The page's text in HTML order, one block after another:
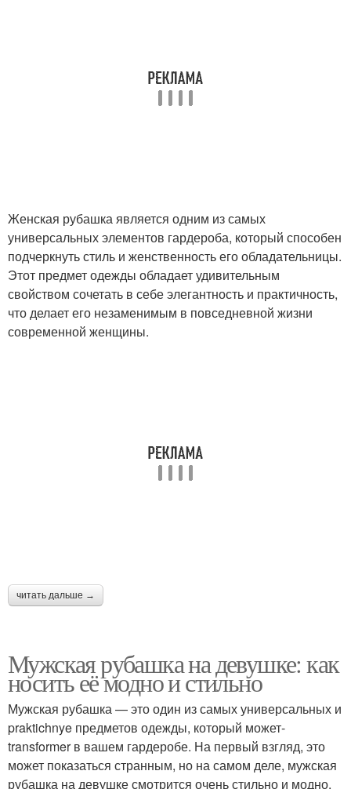
Женская рубашка является одним из самых
универсальных элементов гардероба, который способен
подчеркнуть стиль и женственность его обладательницы.
Этот предмет одежды обладает удивительным
свойством сочетать в себе элегантность и практичность,
что делает его незаменимым в повседневной жизни
современной женщины.
читать дальше →
Мужская рубашка на девушке: как
носить её модно и стильно
Мужская рубашка — это один из самых универсальных и
praktichnye предметов одежды, который может-
transformer в вашем гардеробе. На первый взгляд, это
может показаться странным, но на самом деле, мужская
рубашка на девушке смотрится очень стильно и модно,